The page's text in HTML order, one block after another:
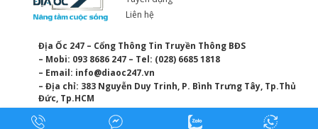
Liên hệ
Địa Ốc 247 – Cổng Thông Tin Truyền Thông BĐS
– Mobi: 093 8686 247 – Tel: (028) 6685 1818
– Email: info@diaoc247.vn
– Địa chỉ: 383 Nguyễn Duy Trinh, P. Bình Trưng Tây, Tp.Thủ
Đức, Tp.HCM